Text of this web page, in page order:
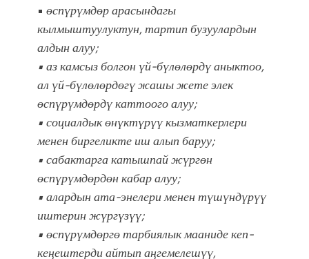
• өспүрүмдөр арасындагы
кылмыштуулуктун, тартип бузуулардын
алдын алуу;
• аз камсыз болгон үй-бүлөлөрдү аныктоо,
ал үй-бүлөлөрдөгү жашы жете элек
өспүрүмдөрдү каттоого алуу;
• социалдык өнүктүрүү кызматкерлери
менен биргеликте иш алып баруу;
• сабактарга катышпай жүргөн
өспүрүмдөрдөн кабар алуу;
• алардын ата-энелери менен түшүндүрүү
иштерин жүргүзүү;
• өспүрүмдөргө тарбиялык мааниде кеп-
кеӊештерди айтып аӊгемелешүү,